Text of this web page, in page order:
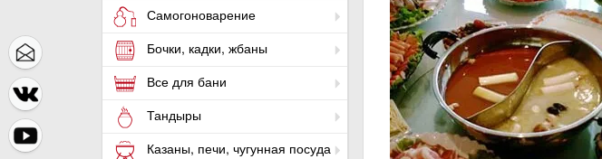
Самогоноварение
Бочки, кадки, жбаны
Все для бани
Тандыры
Казаны, печи, чугунная посуда